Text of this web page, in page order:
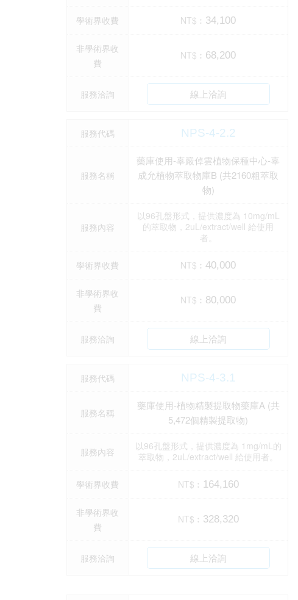
學術界收費 NT$︰ 34,100
非學術界收
費
NT$︰ 68,200
服務洽詢 線上洽詢
服務代碼 NPS-4-2.2
服務名稱
藥庫使用-辜嚴倬雲植物保種中心-辜
成允植物萃取物庫B (共2160粗萃取
物)
服務內容
以96孔盤形式，提供濃度為 10mg/mL
的萃取物，2uL/extract/well 給使用
者。
學術界收費 NT$︰40,000
非學術界收
費
NT$︰ 80,000
服務洽詢 線上洽詢
服務代碼 NPS-4-3.1
服務名稱
藥庫使用-植物精製提取物藥庫A (共
5,472個精製提取物)
服務內容
以96孔盤形式，提供濃度為 1mg/mL的
萃取物，2uL/extract/well 給使用者。
學術界收費 NT$︰ 164,160
非學術界收
費
NT$︰ 328,320
服務洽詢 線上洽詢